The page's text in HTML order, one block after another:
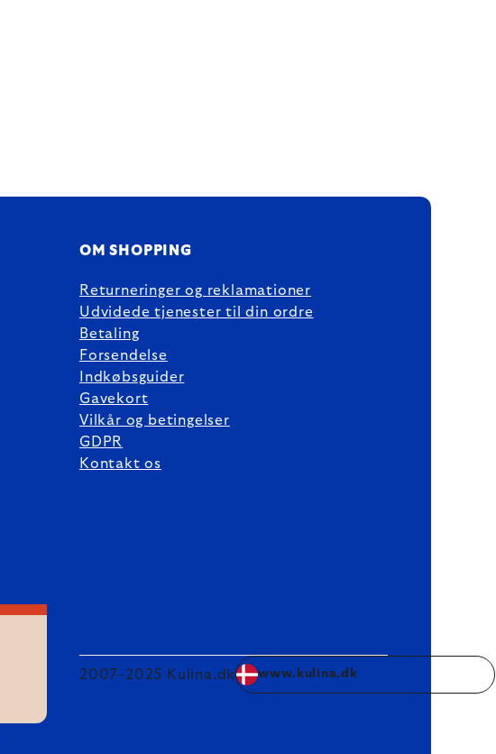
OM SHOPPING
Returneringer og reklamationer
Udvidede tjenester til din ordre
Betaling
Forsendelse
Indkøbsguider
Gavekort
Vilkår og betingelser
GDPR
Kontakt os
2007–2025 Kulina.dk www.kulina.dk